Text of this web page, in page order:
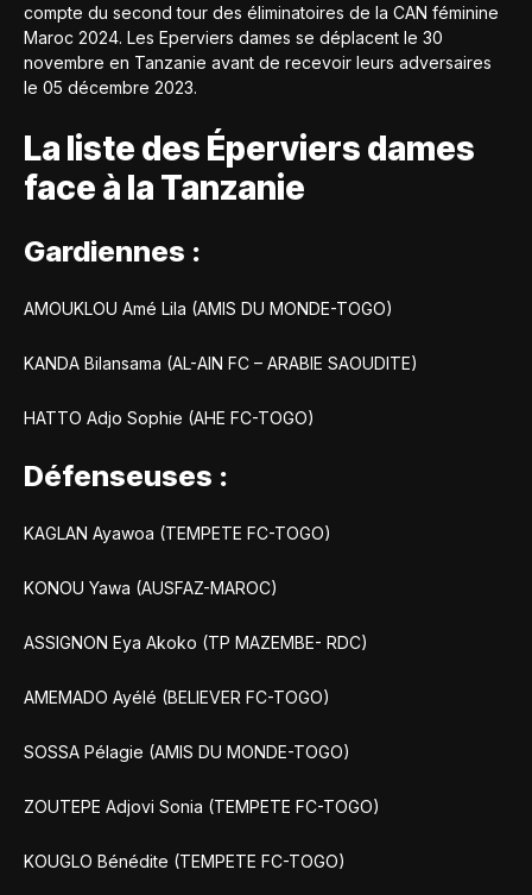
compte du second tour des éliminatoires de la CAN féminine
Maroc 2024. Les Eperviers dames se déplacent le 30
novembre en Tanzanie avant de recevoir leurs adversaires
le 05 décembre 2023.
La liste des Éperviers dames
face à la Tanzanie
Gardiennes :
AMOUKLOU Amé Lila (AMIS DU MONDE-TOGO)
KANDA Bilansama (AL-AIN FC – ARABIE SAOUDITE)
HATTO Adjo Sophie (AHE FC-TOGO)
Défenseuses :
KAGLAN Ayawoa (TEMPETE FC-TOGO)
KONOU Yawa (AUSFAZ-MAROC)
ASSIGNON Eya Akoko (TP MAZEMBE- RDC)
AMEMADO Ayélé (BELIEVER FC-TOGO)
SOSSA Pélagie (AMIS DU MONDE-TOGO)
ZOUTEPE Adjovi Sonia (TEMPETE FC-TOGO)
KOUGLO Bénédite (TEMPETE FC-TOGO)